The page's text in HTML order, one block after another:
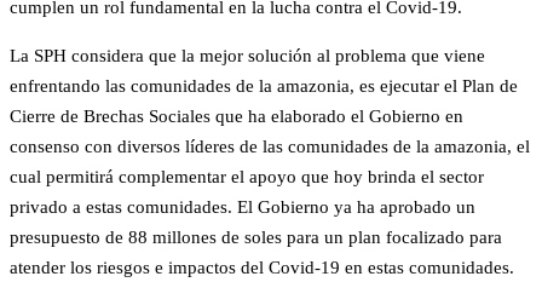
cumplen un rol fundamental en la lucha contra el Covid-19.
La SPH considera que la mejor solución al problema que viene
enfrentando las comunidades de la amazonia, es ejecutar el Plan de
Cierre de Brechas Sociales que ha elaborado el Gobierno en
consenso con diversos líderes de las comunidades de la amazonia, el
cual permitirá complementar el apoyo que hoy brinda el sector
privado a estas comunidades. El Gobierno ya ha aprobado un
presupuesto de 88 millones de soles para un plan focalizado para
atender los riesgos e impactos del Covid-19 en estas comunidades.